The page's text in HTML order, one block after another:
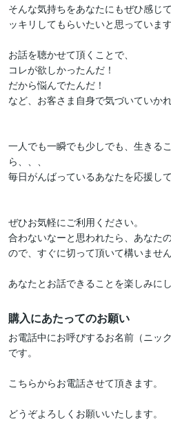
そんな気持ちをあなたにもぜひ感じ
ッキリしてもらいたいと思っています
お話を聴かせて頂くことで、
コレが欲しかったんだ！
だから悩んでたんだ！
など、お客さま自身で気づいていかれ
一人でも一瞬でも少しでも、生きる
ら、、、
毎日がんばっているあなたを応援して
ぜひお気軽にご利用ください。
合わないなーと思われたら、あなた
ので、すぐに切って頂いて構いません
あなたとお話できることを楽しみに
購入にあたってのお願い
お電話中にお呼びするお名前（ニッ
です。
こちらからお電話させて頂きます。
どうぞよろしくお願いいたします。